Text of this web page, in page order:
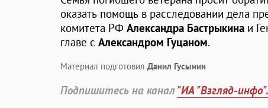
оказать помощь в расследовании дела
комитета РФ Александра Бастрыкина и
главе с Александром Гуцаном.
Материал подготовил Данил Гусынин
Подпишитесь на канал"ИА "Взгляд-